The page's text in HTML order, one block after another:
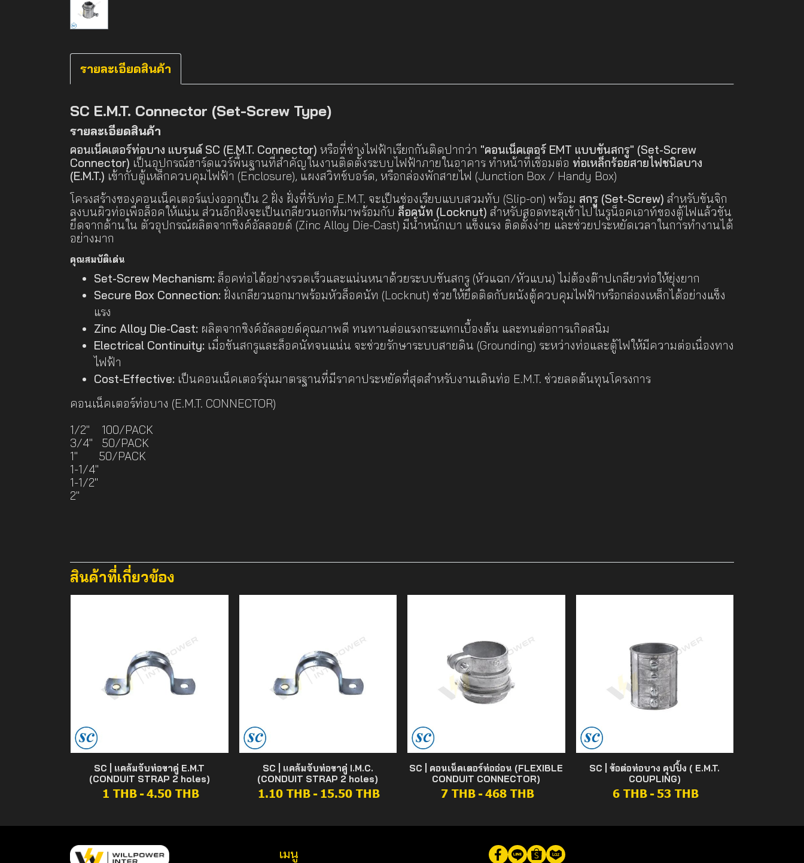
รายละเอียดสินค้า
SC E.M.T. Connector (Set-Screw Type)
รายละเอียดสินค้า
คอนเน็คเตอร์ท่อบาง แบรนด์ SC (E.M.T. Connector) หรือที่ช่างไฟฟ้าเรียกกันติดปากว่า "คอนเน็คเตอร์ EMT แบบขันสกรู" (Set-Screw
Connector) เป็นอุปกรณ์ฮาร์ดแวร์พื้นฐานที่สำคัญในงานติดตั้งระบบไฟฟ้าภายในอาคาร ทำหน้าที่เชื่อมต่อ ท่อเหล็กร้อยสายไฟชนิดบาง
(E.M.T.) เข้ากับตู้เหล็กควบคุมไฟฟ้า (Enclosure), แผงสวิทช์บอร์ด, หรือกล่องพักสายไฟ (Junction Box / Handy Box)
โครงสร้างของคอนเน็คเตอร์แบ่งออกเป็น 2 ฝั่ง ฝั่งที่รับท่อ E.M.T. จะเป็นช่องเรียบแบบสวมทับ (Slip-on) พร้อม สกรู (Set-Screw) สำหรับขันจิก
ลงบนผิวท่อเพื่อล็อคให้แน่น ส่วนอีกฝั่งจะเป็นเกลียวนอกที่มาพร้อมกับ ล็อคนัท (Locknut) สำหรับสอดทะลุเข้าไปในรูน็อคเอาท์ของตู้ไฟแล้วขัน
ยึดจากด้านใน ตัวอุปกรณ์ผลิตจากซิงค์อัลลอยด์ (Zinc Alloy Die-Cast) มีน้ำหนักเบา แข็งแรง ติดตั้งง่าย และช่วยประหยัดเวลาในการทำงานได้
อย่างมาก
คุณสมบัติเด่น
Set-Screw Mechanism: ล็อคท่อได้อย่างรวดเร็วและแน่นหนาด้วยระบบขันสกรู (หัวแฉก/หัวแบน) ไม่ต้องต๊าปเกลียวท่อให้ยุ่งยาก
Secure Box Connection: ฝั่งเกลียวนอกมาพร้อมหัวล็อคนัท (Locknut) ช่วยให้ยึดติดกับผนังตู้ควบคุมไฟฟ้าหรือกล่องเหล็กได้อย่างแข็ง
แรง
Zinc Alloy Die-Cast: ผลิตจากซิงค์อัลลอยด์คุณภาพดี ทนทานต่อแรงกระแทกเบื้องต้น และทนต่อการเกิดสนิม
Electrical Continuity: เมื่อขันสกรูและล็อคนัทจนแน่น จะช่วยรักษาระบบสายดิน (Grounding) ระหว่างท่อและตู้ไฟให้มีความต่อเนื่องทาง
ไฟฟ้า
Cost-Effective: เป็นคอนเน็คเตอร์รุ่นมาตรฐานที่มีราคาประหยัดที่สุดสำหรับงานเดินท่อ E.M.T. ช่วยลดต้นทุนโครงการ
คอนเน็คเตอร์ท่อบาง (E.M.T. CONNECTOR)
1/2" 100/PACK
3/4" 50/PACK
1" 50/PACK
1-1/4"
1-1/2"
2"
สินค้าที่เกี่ยวข้อง
SC | แคล้มจับท่อขาคู่ E.M.T
(CONDUIT STRAP 2 holes)
1 THB -4.50 THB
SC | แคล้มจับท่อขาคู่ I.M.C.
(CONDUIT STRAP 2 holes)
1.10 THB - 15.50 THB
SC | คอนเน็คเตอร์ท่ออ่อน (FLEXIBLE
CONDUIT CONNECTOR)
7 THB -468 THB
SC | ข้อต่อท่อบาง คุปปิ้ง ( E.M.T.
COUPLING)
6 THB - 53 THB
เมนู